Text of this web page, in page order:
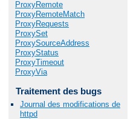
ProxyRemote
ProxyRemoteMatch
ProxyRequests
ProxySet
ProxySourceAddress
ProxyStatus
ProxyTimeout
ProxyVia
Traitement des bugs
Journal des modifications de
httpd